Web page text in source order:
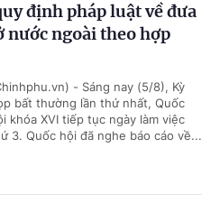
định pháp luật về đưa
nước ngoài theo hợp
- Sáng nay (5/8), Kỳ
bất thường lần thứ nhất, Quốc
khóa XVI tiếp tục ngày làm việc
3. Quốc hội đã nghe báo cáo về...